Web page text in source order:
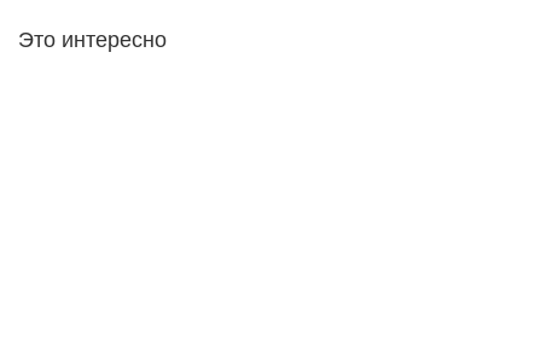
Это интересно